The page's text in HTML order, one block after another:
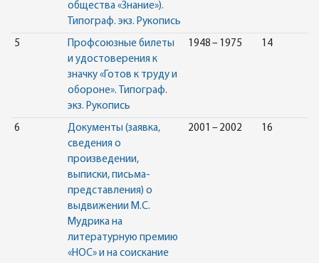
общества «Знание»).
Типограф. экз. Рукопись
5
Профсоюзные билеты
и удостоверения к
значку «Готов к труду и
обороне». Типограф.
экз. Рукопись
1948 – 1975 14
6
Документы (заявка,
сведения о
произведении,
выписки, письма-
представления) о
выдвижении М.С.
Мудрика на
литературную премию
«НОС» и на соискание
2001 – 2002 16